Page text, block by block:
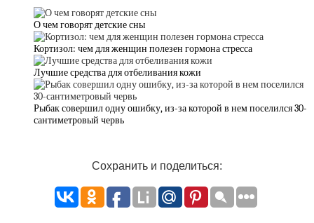
О чем говорят детские сны
Кортизол: чем для женщин полезен гормона стресса
Лучшие средства для отбеливания кожи
Рыбак совершил одну ошибку, из-за которой в нем поселился 30-
сантиметровый червь
Сохранить и поделиться: